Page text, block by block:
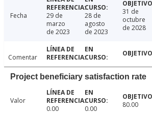
Fecha
29 de
marzo
de 2023
28 de
agosto
de 2023
31 de
octubre
de 2028
Comentar
Project beneficiary satisfaction rate
Valor
0.00
0.00 80.00